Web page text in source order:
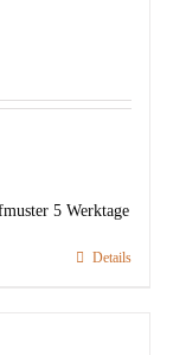
5 Werktage
Details